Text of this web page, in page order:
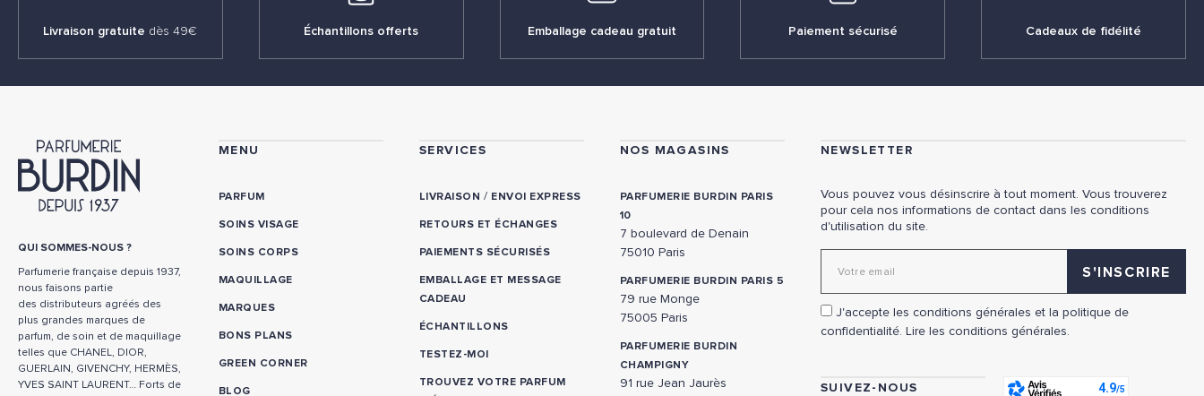
Livraison gratuite dès 49€ Échantillons offerts Emballage cadeau gratuit Paiement sécurisé Cadeaux de fidélité
QUI SOMMES-NOUS ?
Parfumerie française depuis 1937,
nous faisons partie
des distributeurs agréés des
plus grandes marques de
parfum, de soin et de maquillage
telles que CHANEL, DIOR,
GUERLAIN, GIVENCHY, HERMÈS,
YVES SAINT LAURENT… Forts de
MENU
PARFUM
SOINS VISAGE
SOINS CORPS
MAQUILLAGE
MARQUES
BONS PLANS
GREEN CORNER
BLOG
SERVICES
LIVRAISON / ENVOI EXPRESS
RETOURS ET ÉCHANGES
PAIEMENTS SÉCURISÉS
EMBALLAGE ET MESSAGE
CADEAU
ÉCHANTILLONS
TESTEZ-MOI
TROUVEZ VOTRE PARFUM
NOS MAGASINS
PARFUMERIE BURDIN PARIS
10
7 boulevard de Denain
75010 Paris
PARFUMERIE BURDIN PARIS 5
79 rue Monge
75005 Paris
PARFUMERIE BURDIN
CHAMPIGNY
91 rue Jean Jaurès
NEWSLETTER
Vous pouvez vous désinscrire à tout moment. Vous trouverez
pour cela nos informations de contact dans les conditions
d'utilisation du site.
J'accepte les conditions générales et la politique de
confidentialité. Lire les conditions générales.
SUIVEZ-NOUS